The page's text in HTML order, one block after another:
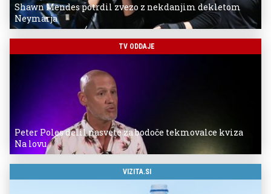
Shawn Mendes potrdil zvezo z nekdanjim dekletom
Neymarja
TV ODDAJE
Peter Poles delil nasvete za bodoče tekmovalce kviza
Na lovu
VIZITA.SI